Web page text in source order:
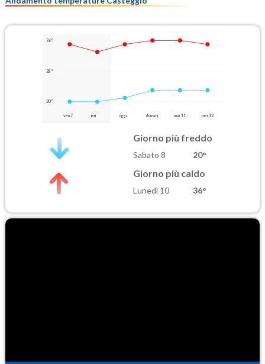
36°
28°
20°
ven 7 ieri oggi domani mar 11 mer 12
Giorno più freddo
Sabato 8 20°
Giorno più caldo
Lunedì 10 36°